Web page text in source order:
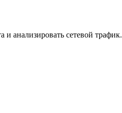
анализировать сетевой трафик.